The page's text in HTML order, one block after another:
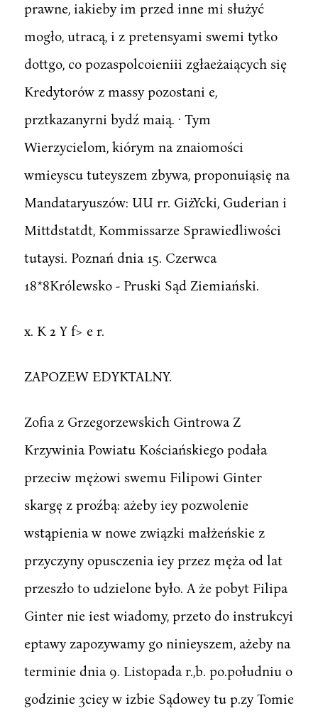
prawne, iakieby im przed inne mi służyć
mogło, utracą, i z pretensyami swemi tytko
dottgo, co pozaspolcoieniii zgłaeżaiących się
Kredytorów z massy pozostani e,
prztkazanyrni bydź maią. · Tym
Wierzycielom, kiórym na znaiomości
wmieyscu tuteyszem zbywa, proponuiąsię na
Mandataryuszów: UU rr. GiżYcki, Guderian i
Mittdstatdt, Kommissarze Sprawiedliwości
tutaysi. Poznań dnia 15. Czerwca
18*8Królewsko - Pruski Sąd Ziemiański.
x. K 2 Y f> e r.
ZAPOZEW EDYKTALNY.
Zofia z Grzegorzewskich Gintrowa Z
Krzywinia Powiatu Kościańskiego podała
przeciw mężowi swemu Filipowi Ginter
skargę z proźbą: ażeby iey pozwolenie
wstąpienia w nowe związki małżeńskie z
przyczyny opusczenia iey przez męża od lat
przeszło to udzielone było. A że pobyt Filipa
Ginter nie iest wiadomy, przeto do instrukcyi
eptawy zapozywamy go ninieyszem, ażeby na
terminie dnia 9. Listopada r.,b. po.południu o
godzinie 3ciey w izbie Sądowey tu p.zy Tomie